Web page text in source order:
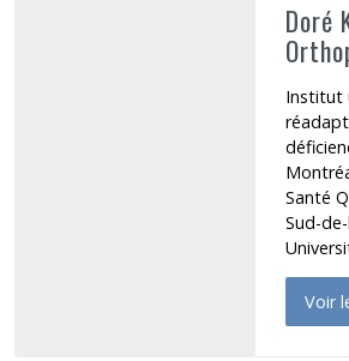
Doré
Institut
Santé
Sud-
Voir
de